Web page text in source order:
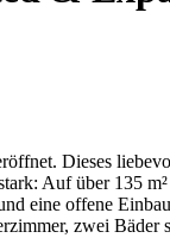
Dieses
Auf über 135
eine offene
zwei Bäder